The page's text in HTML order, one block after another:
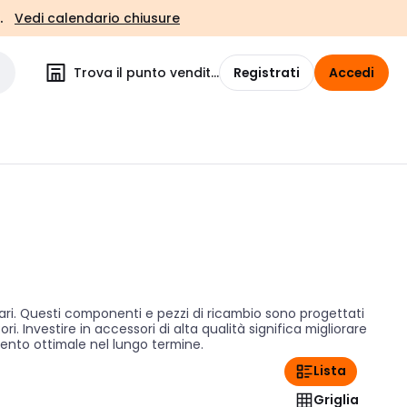
Vedi calendario chiusure
Trova il punto vendita Registrati Accedi
Questi componenti e pezzi di ricambio sono progettati
Investire in accessori di alta qualità significa migliorare
ottimale nel lungo termine.
Lista
Griglia